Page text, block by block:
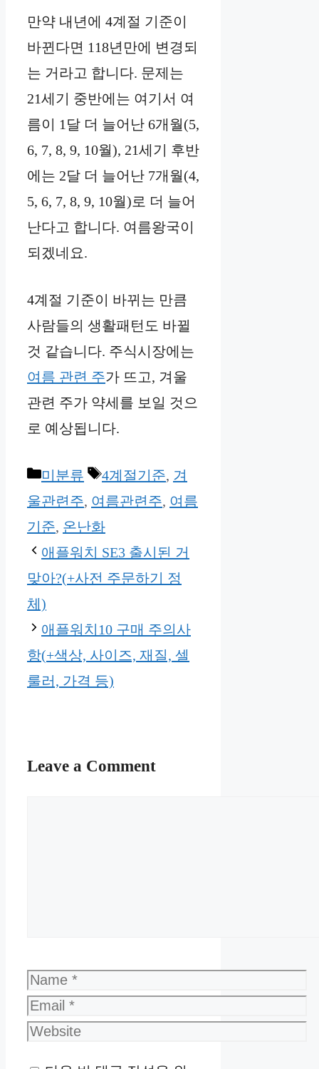
만약 내년에 4계절 기준이
바뀐다면 118년만에 변경되
는 거라고 합니다. 문제는
21세기 중반에는 여기서 여
름이 1달 더 늘어난 6개월(5,
6, 7, 8, 9, 10월), 21세기 후반
에는 2달 더 늘어난 7개월(4,
5, 6, 7, 8, 9, 10월)로 더 늘어
난다고 합니다. 여름왕국이
되겠네요.
4계절 기준이 바뀌는 만큼
사람들의 생활패턴도 바뀔
것 같습니다. 주식시장에는
여름 관련 주가 뜨고, 겨울
관련 주가 약세를 보일 것으
로 예상됩니다.
Categories
미분류 Tags
4계절기준, 겨
울관련주, 여름관련주, 여름
기준, 온난화
애플워치 SE3 출시된 거
맞아?(+사전 주문하기 정
체)
애플워치10 구매 주의사
항(+색상, 사이즈, 재질, 셀
룰러, 가격 등)
Leave a Comment
Name
Email
Website